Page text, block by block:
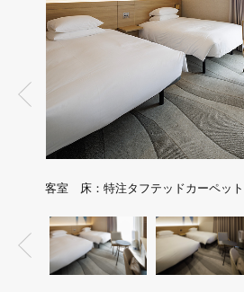
客室 床：特注タフテッドカーペット